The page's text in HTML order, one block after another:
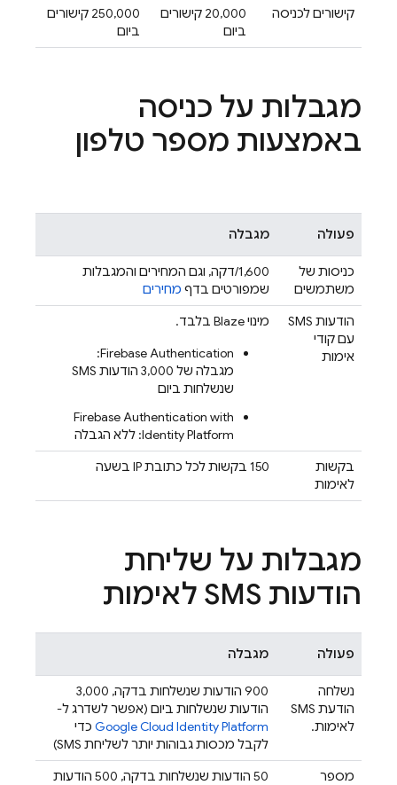
קישורים לכניסה
‫20,000 קישורים
ביום
‫250,000 קישורים
ביום
מגבלות על כניסה
באמצעות מספר טלפון
פעולה מגבלה
כניסות של
משתמשים
‫1,600/דקה, וגם המחירים והמגבלות
שמפורטים בדף מחירים
הודעות SMS
עם קודי
אימות
מינוי Blaze בלבד.
Firebase Authentication
:
מגבלה של 3,000 הודעות SMS
שנשלחות ביום
Firebase Authentication with
Identity Platform: ללא הגבלה
בקשות
לאימות
‫150 בקשות לכל כתובת IP בשעה
מגבלות על שליחת
הודעות SMS לאימות
פעולה מגבלה
נשלחה
הודעת SMS
לאימות.
‫900 הודעות שנשלחות בדקה, 3,000
הודעות שנשלחות ביום (אפשר לשדרג ל-
Google Cloud Identity Platform כדי
לקבל מכסות גבוהות יותר לשליחת SMS)
מספר
‫50 הודעות שנשלחות בדקה, 500 הודעות